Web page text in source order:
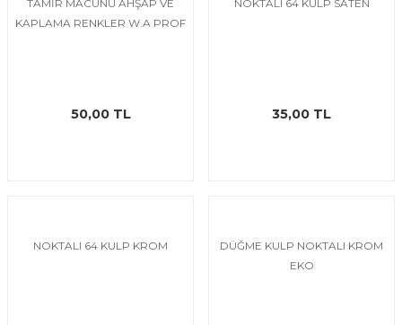
TAMİR MACUNU AHŞAP VE
KAPLAMA RENKLER W.A PROF
50,00 TL
NOKTALI 64 KULP SATEN
35,00 TL
NOKTALI 64 KULP KROM
DÜĞME KULP NOKTALI KROM
EKO